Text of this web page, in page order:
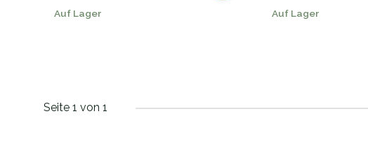
Auf Lager Auf Lager
Seite 1 von 1